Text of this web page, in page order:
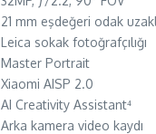
21 mm eşdeğeri odak
Leica sokak fotoğrafçılığı
Master Portrait
Xiaomi AISP 2.0
AI Creativity Assistant⁴
Arka kamera video kaydı